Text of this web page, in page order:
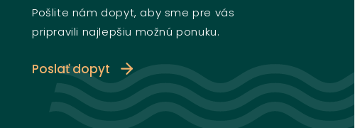
Pošlite nám dopyt, aby sme pre vás
pripravili najlepšiu možnú ponuku.
Poslať dopyt